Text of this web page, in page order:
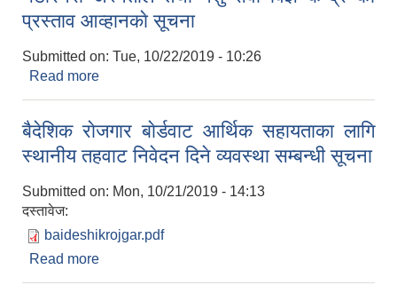
प्रस्ताव आव्हानकाे सूचना
Submitted on: Tue, 10/22/2019 - 10:26
Read more
बैदेशिक राेजगार बाेर्डवाट आर्थिक सहायताका लागि
स्थानीय तहवाट निवेदन दिने व्यवस्था सम्बन्धी सूचना
Submitted on: Mon, 10/21/2019 - 14:13
दस्तावेज:
baideshikrojgar.pdf
Read more